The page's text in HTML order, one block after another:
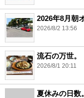
2026年8月朝
2026/8/2 13:56
流石の万世。
2026/8/1 20:11
夏休みの日数。